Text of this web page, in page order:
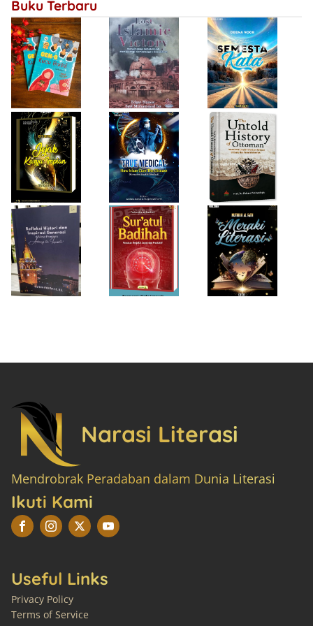
Buku Terbaru
Isty Daiyah
Jejak Karya Impian
Firda Umayah
True Medical,
Bukan Sekadar
Buku Medis
Haifa Eimaan
The Untold
History of
Ottoman
Desi Wulan Sari
Refleksi Histori
dan Inspirasi
Generasi di Masa
Pandemi
“Achieving the
Impossible”
Firda Umayah
Sur'atul Badihah,
Panduan Berpikir
Cepat dan
Produktif
Sartinah
Rempaka
Literasiku
Narasi Literasi
Mendrobrak Peradaban dalam Dunia Literasi
Ikuti Kami
Useful Links
Privacy Policy
Terms of Service